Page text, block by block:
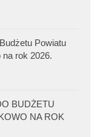
Powiatu
na rok 2026.
BUDŻETU
NA ROK